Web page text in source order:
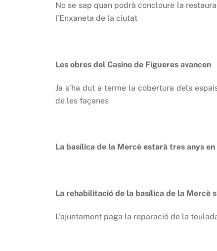
No se sap quan podrà concloure la
l’Enxaneta de la ciutat
Les obres del Casino de Figueres avancen
Ja s’ha dut a terme la cobertura dels
de les façanes
La basílica de la Mercè estarà tres anys
La rehabilitació de la basílica de la Mercè
L’ajuntament paga la reparació de la